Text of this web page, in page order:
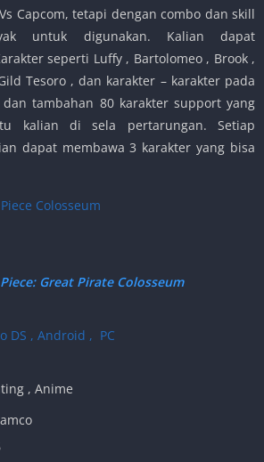
Capcom, tetapi dengan combo dan skill
untuk digunakan. Kalian dapat
seperti Luffy , Bartolomeo , Brook ,
Tesoro , dan karakter – karakter pada
dan tambahan 80 karakter support yang
kalian di sela pertarungan. Setiap
dapat membawa 3 karakter yang bisa
Colosseum
Great Pirate Colosseum
DS , Android , PC
, Anime